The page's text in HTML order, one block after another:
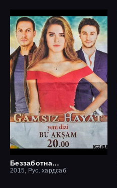
Беззаботная жизнь
2015, Рус. хардсаб